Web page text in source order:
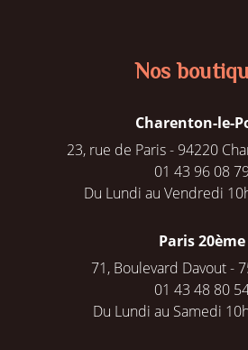
Nos
Charenton-le-
23, rue de Paris - 94220
01 43 96 08 79
Du Lundi au Vendredi
Paris 20ème
71, Boulevard Davout -
01 43 48 80
Du Lundi au Samedi